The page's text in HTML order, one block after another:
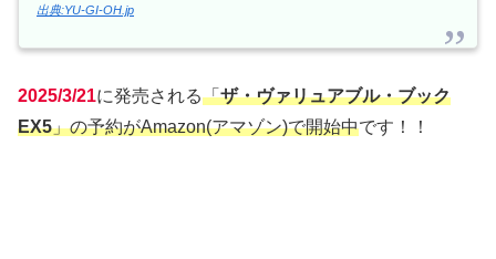
出典:YU-GI-OH.jp
2025/3/21に発売される「ザ・ヴァリュアブル・ブック
EX5」の予約がAmazon(アマゾン)で開始中です！！